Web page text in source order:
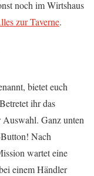
noch im Wirtshaus
zur Taverne.
bietet euch
ihr das
Auswahl. Ganz unten
Nach
wartet eine
einem Händler